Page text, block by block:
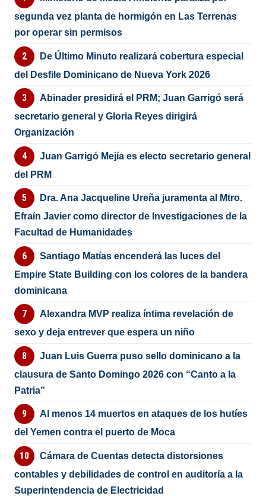
segunda vez planta de hormigón en Las Terrenas
por operar sin permisos
De Último Minuto realizará cobertura especial
del Desfile Dominicano de Nueva York 2026
Abinader presidirá el PRM; Juan Garrigó será
secretario general y Gloria Reyes dirigirá
Organización
Juan Garrigó Mejía es electo secretario general
del PRM
Dra. Ana Jacqueline Ureña juramenta al Mtro.
Efraín Javier como director de Investigaciones de la
Facultad de Humanidades
Santiago Matías encenderá las luces del
Empire State Building con los colores de la bandera
dominicana
Alexandra MVP realiza íntima revelación de
sexo y deja entrever que espera un niño
Juan Luis Guerra puso sello dominicano a la
clausura de Santo Domingo 2026 con “Canto a la
Patria”
Al menos 14 muertos en ataques de los hutíes
del Yemen contra el puerto de Moca
Cámara de Cuentas detecta distorsiones
contables y debilidades de control en auditoría a la
Superintendencia de Electricidad